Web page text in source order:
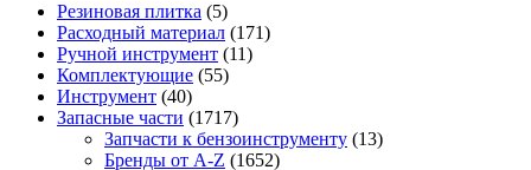
Резиновая плитка (5)
Расходный материал (171)
Ручной инструмент (11)
Комплектующие (55)
Инструмент (40)
Запасные части (1717)
Запчасти к бензоинструменту (13)
Бренды от A-Z (1652)